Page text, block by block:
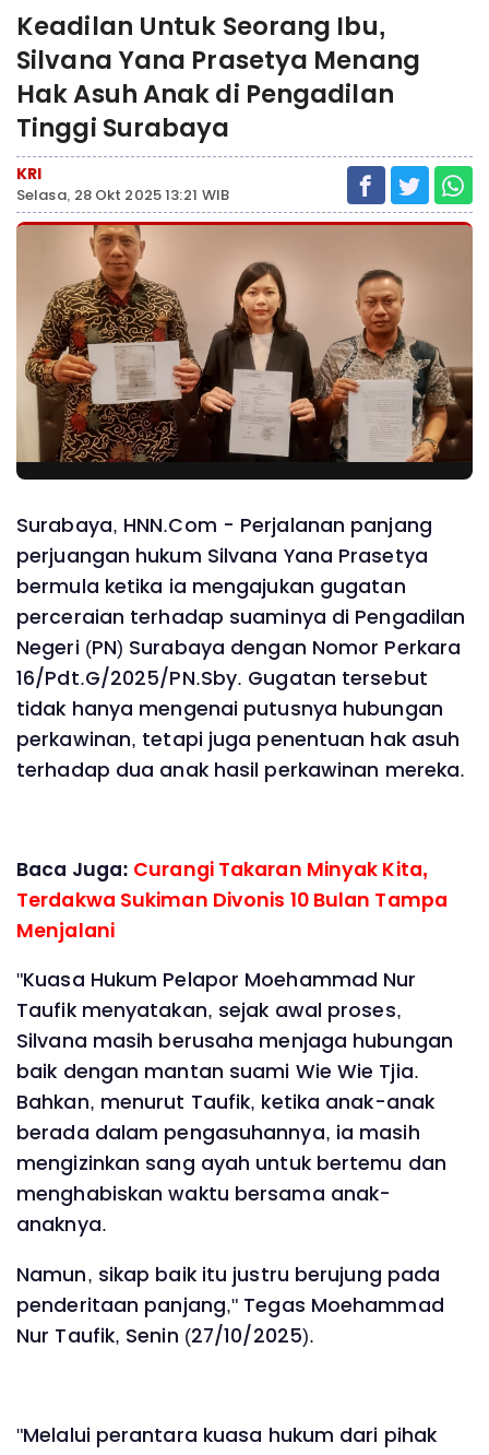
Keadilan Untuk Seorang Ibu,
Silvana Yana Prasetya Menang
Hak Asuh Anak di Pengadilan
Tinggi Surabaya
KRI
Selasa, 28 Okt 2025 13:21 WIB
Surabaya, HNN.Com - Perjalanan panjang
perjuangan hukum Silvana Yana Prasetya
bermula ketika ia mengajukan gugatan
perceraian terhadap suaminya di Pengadilan
Negeri (PN) Surabaya dengan Nomor Perkara
16/Pdt.G/2025/PN.Sby. Gugatan tersebut
tidak hanya mengenai putusnya hubungan
perkawinan, tetapi juga penentuan hak asuh
terhadap dua anak hasil perkawinan mereka.
Baca Juga: Curangi Takaran Minyak Kita,
Terdakwa Sukiman Divonis 10 Bulan Tampa
Menjalani
"Kuasa Hukum Pelapor Moehammad Nur
Taufik menyatakan, sejak awal proses,
Silvana masih berusaha menjaga hubungan
baik dengan mantan suami Wie Wie Tjia.
Bahkan, menurut Taufik, ketika anak-anak
berada dalam pengasuhannya, ia masih
mengizinkan sang ayah untuk bertemu dan
menghabiskan waktu bersama anak-
anaknya.
Namun, sikap baik itu justru berujung pada
penderitaan panjang," Tegas Moehammad
Nur Taufik, Senin (27/10/2025).
"Melalui perantara kuasa hukum dari pihak